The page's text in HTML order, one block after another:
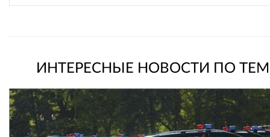
ИНТЕРЕСНЫЕ НОВОСТИ ПО